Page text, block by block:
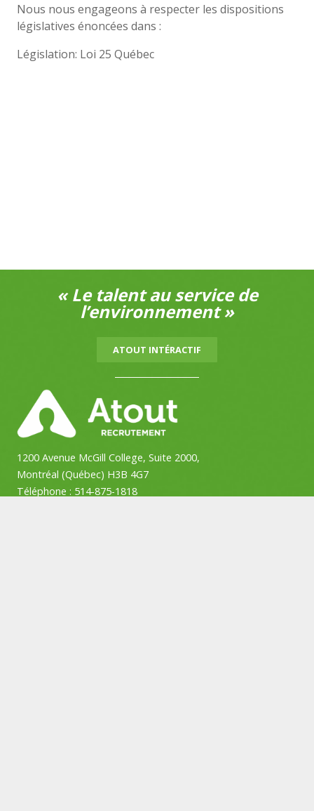
Nous nous engageons à respecter les dispositions
législatives énoncées dans :
Législation: Loi 25 Québec
« Le talent au service de
l’environnement »
ATOUT INTÉRACTIF
1200 Avenue McGill College, Suite 2000,
Montréal (Québec) H3B 4G7
Téléphone : 514-875-1818